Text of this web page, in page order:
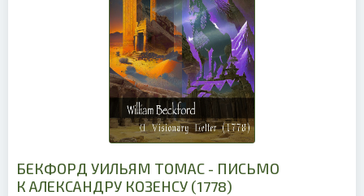
БЕКФОРД УИЛЬЯМ ТОМАС - ПИСЬМО
К АЛЕКСАНДРУ КОЗЕНСУ (1778)